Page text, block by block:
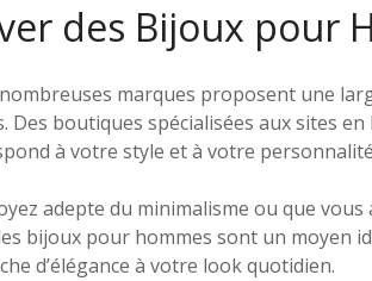
des Bijoux pour
marques proposent une
Des boutiques spécialisées aux sites
à votre style et à votre
adepte du minimalisme ou que
bijoux pour hommes sont un moyen
d’élégance à votre look quotidien.